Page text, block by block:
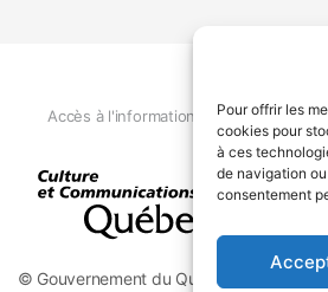
Pour offrir les
cookies pour
à ces
de navigation
consentement
© Gouvernement du Québec, 2026
Accès à l'information